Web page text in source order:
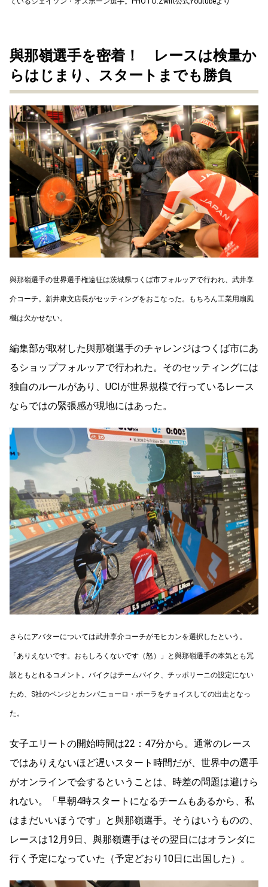
與那嶺選手を密着！ レースは検量か
らはじまり、スタートまでも勝負
與那嶺選手の世界選手権遠征は茨城県つくば市フォルッアで行われ、武井享
介コーチ。新井康文店長がセッティングをおこなった。もちろん工業用扇風
機は欠かせない。
編集部が取材した與那嶺選手のチャレンジはつくば市にあ
るショップフォルッアで行われた。そのセッティングには
独自のルールがあり、UCIが世界規模で行っているレース
ならではの緊張感が現地にはあった。
さらにアバターについては武井享介コーチがモヒカンを選択したという。
「ありえないです。おもしろくないです（怒）」と與那嶺選手の本気とも冗
談ともとれるコメント。バイクはチームバイク、チッポリーニの設定にない
ため、S社のベンジとカンパニョーロ・ボーラをチョイスしての出走となっ
た。
女子エリートの開始時間は22：47分から。通常のレース
ではありえないほど遅いスタート時間だが、世界中の選手
がオンラインで会するということは、時差の問題は避けら
れない。「早朝4時スタートになるチームもあるから、私
はまだいいほうです」と與那嶺選手。そうはいうものの、
レースは12月9日、與那嶺選手はその翌日にはオランダに
行く予定になっていた（予定どおり10日に出国した）。